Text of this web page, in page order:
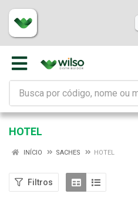
HOTEL
INÍCIO SACHES HOTEL
Filtros